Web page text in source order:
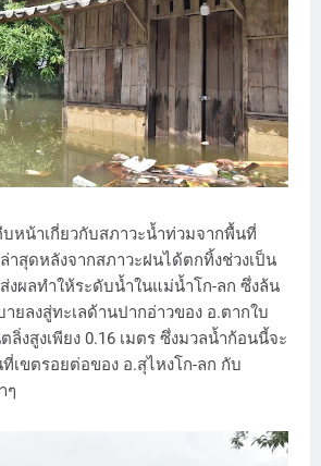
หน้าเกี่ยวกับสภาวะน้ำท่วมจากพื้นที่
าสุดหลังจากสภาวะฝนได้ตกทิ้งช่วงเป็น
งผลทำให้ระดับน้ำในแม่น้ำโก-ลก ซึ่งล้น
ายลงสู่ทะเลด้านปากอ่าวของ อ.ตากใบ
งสูงเพียง 0.16 เมตร ซึ่งมวลน้ำก้อนนี้จะ
เขตรอยต่อของ อ.สุไหงโก-ลก กับ
ๆ